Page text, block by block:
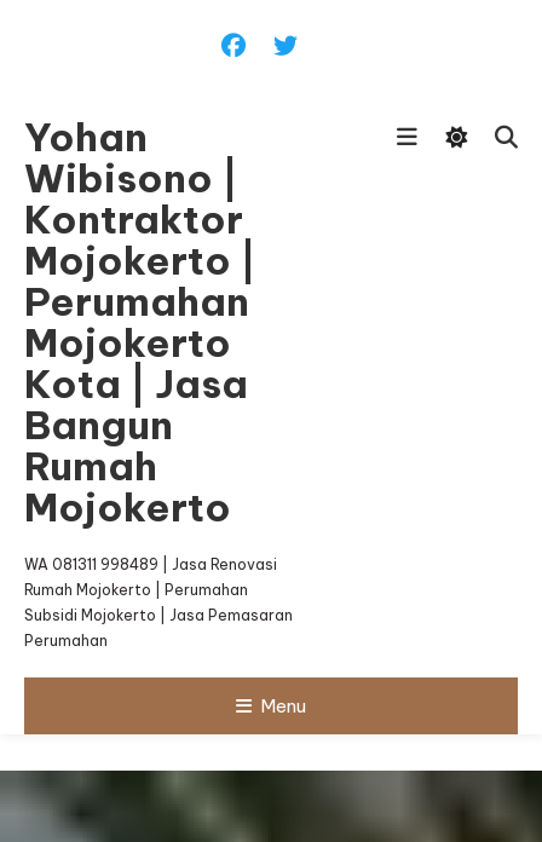
Yohan
Wibisono |
Kontraktor
Mojokerto |
Perumahan
Mojokerto
Kota | Jasa
Bangun
Rumah
Mojokerto
WA 081311 998489 | Jasa Renovasi
Rumah Mojokerto | Perumahan
Subsidi Mojokerto | Jasa Pemasaran
Perumahan
Menu